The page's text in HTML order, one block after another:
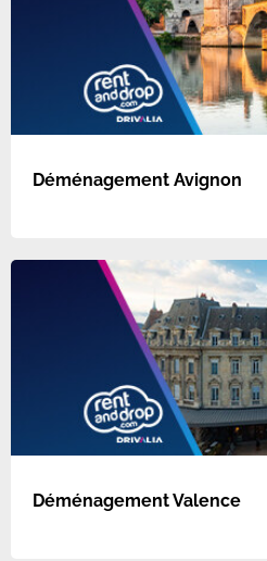
Déménagement Avignon
Déménagement Valence